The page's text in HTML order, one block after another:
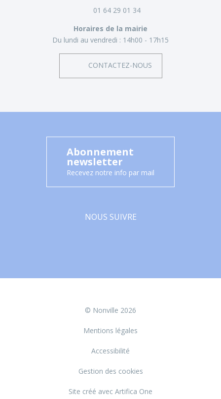
01 64 29 01 34
Horaires de la mairie
Du lundi au vendredi : 14h00 - 17h15
CONTACTEZ-NOUS
Abonnement
newsletter
Recevez notre info par mail
NOUS SUIVRE
© Nonville 2026
Mentions légales
Accessibilité
Gestion des cookies
Site créé avec Artifica One